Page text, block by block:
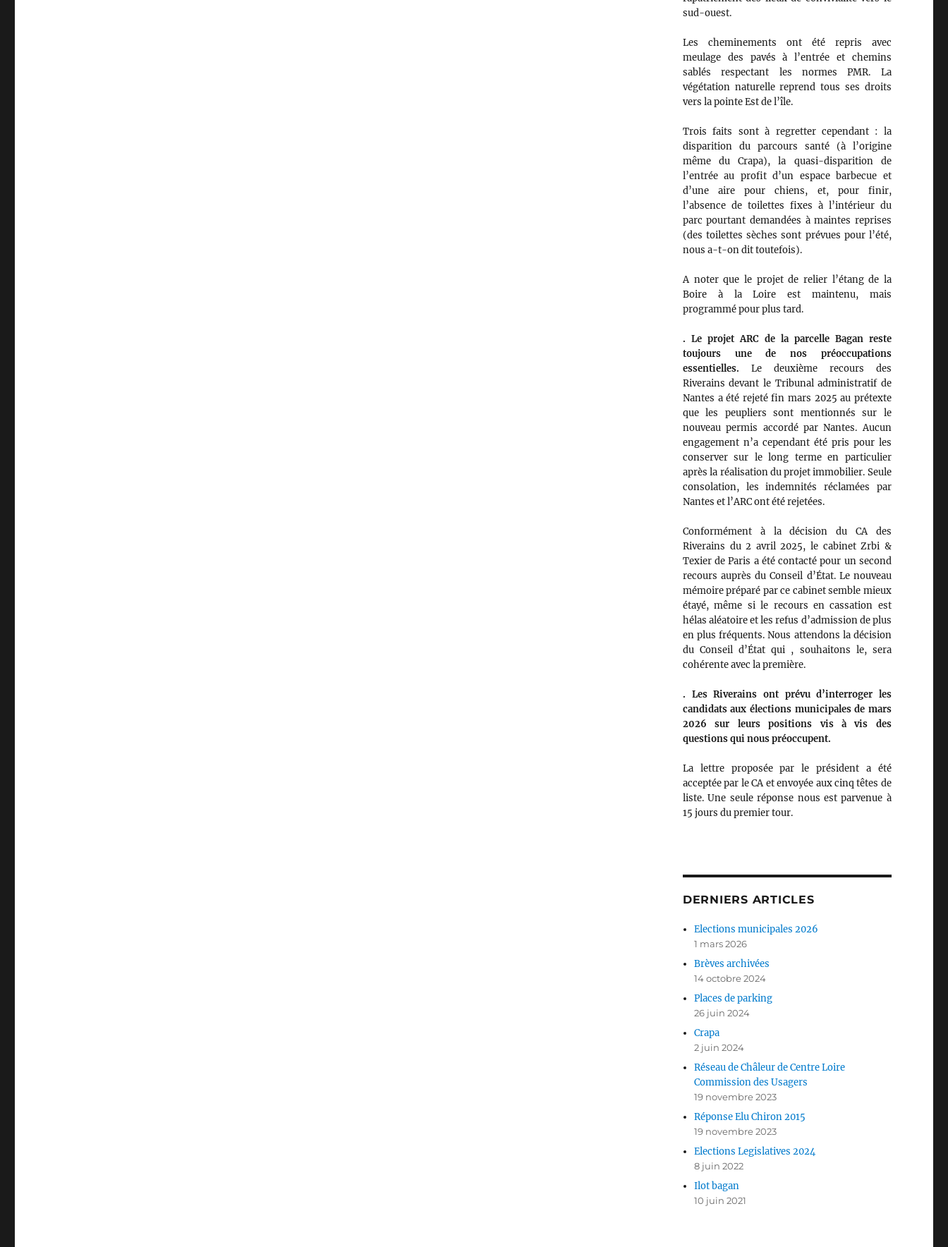
sud-ouest.
Les cheminements ont été repris avec
meulage des pavés à l’entrée et chemins
sablés respectant les normes PMR. La
végétation naturelle reprend tous ses droits
vers la pointe Est de l’île.
Trois faits sont à regretter cependant : la
disparition du parcours santé (à l’origine
même du Crapa), la quasi-disparition de
l’entrée au profit d’un espace barbecue et
d’une aire pour chiens, et, pour finir,
l’absence de toilettes fixes à l’intérieur du
parc pourtant demandées à maintes reprises
(des toilettes sèches sont prévues pour l’été,
nous a-t-on dit toutefois).
A noter que le projet de relier l’étang de la
Boire à la Loire est maintenu, mais
programmé pour plus tard.
. Le projet ARC de la parcelle Bagan reste
toujours une de nos préoccupations
essentielles. Le deuxième recours des
Riverains devant le Tribunal administratif de
Nantes a été rejeté fin mars 2025 au prétexte
que les peupliers sont mentionnés sur le
nouveau permis accordé par Nantes. Aucun
engagement n’a cependant été pris pour les
conserver sur le long terme en particulier
après la réalisation du projet immobilier. Seule
consolation, les indemnités réclamées par
Nantes et l’ARC ont été rejetées.
Conformément à la décision du CA des
Riverains du 2 avril 2025, le cabinet Zrbi &
Texier de Paris a été contacté pour un second
recours auprès du Conseil d’État. Le nouveau
mémoire préparé par ce cabinet semble mieux
étayé, même si le recours en cassation est
hélas aléatoire et les refus d’admission de plus
en plus fréquents. Nous attendons la décision
du Conseil d’État qui , souhaitons le, sera
cohérente avec la première.
. Les Riverains ont prévu d’interroger les
candidats aux élections municipales de mars
2026 sur leurs positions vis à vis des
questions qui nous préoccupent.
La lettre proposée par le président a été
acceptée par le CA et envoyée aux cinq têtes de
liste. Une seule réponse nous est parvenue à
15 jours du premier tour.
DERNIERS ARTICLES
Elections municipales 2026
1 mars 2026
Brèves archivées
14 octobre 2024
Places de parking
26 juin 2024
Crapa
2 juin 2024
Réseau de Châleur de Centre Loire
Commission des Usagers
19 novembre 2023
Réponse Elu Chiron 2015
19 novembre 2023
Elections Legislatives 2024
8 juin 2022
Ilot bagan
10 juin 2021